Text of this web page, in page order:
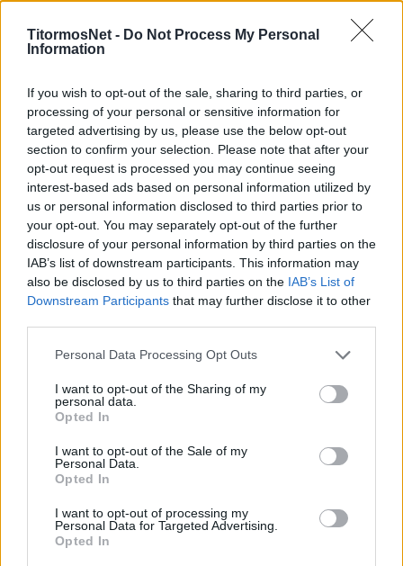
TitormosNet - Do Not Process My Personal
Information
If you wish to opt-out of the sale, sharing to third parties, or
processing of your personal or sensitive information for
targeted advertising by us, please use the below opt-out
section to confirm your selection. Please note that after your
opt-out request is processed you may continue seeing
interest-based ads based on personal information utilized by
us or personal information disclosed to third parties prior to
your opt-out. You may separately opt-out of the further
disclosure of your personal information by third parties on the
IAB’s list of downstream participants. This information may
also be disclosed by us to third parties on the IAB’s List of
Downstream Participants that may further disclose it to other
Personal Data Processing Opt Outs
I want to opt-out of the Sharing of my
personal data.
Opted In
I want to opt-out of the Sale of my
Personal Data.
Opted In
I want to opt-out of processing my
Personal Data for Targeted Advertising.
Opted In
υπηρετώντας τις αρχές και αξίες που
ενέπνευσαν τους ιδρυτές του.
Έζησε χαρές, επιτυχίες και διακρίσεις, βίωσε
δυσκολίες και άσχημες στιγμές. Παρέμεινε
σταθερός στο δρόμο που χάραξε και συνεχίζει
με το κεφάλι ψηλά. Παραμένει, δεκαετίες τώρα,
ο καλύτερος πρεσβευτής του Αγρινίου.
Σήμερα συμπληρώνει 95 χρόνια ζωής!
Το παρελθόν τον γεμίζει υπερηφάνεια
Το παρόν τον καθιστά δυνατό
Το μέλλον προδιαγράφεται αισιόδοξο
Χρόνια πολλά μοναδικέ ΠΑΝΑΙΤΩΛΙΚΕ ΜΑΣ!!!»